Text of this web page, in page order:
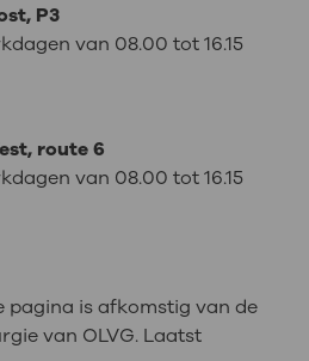
P3
van 08.00 tot 16.15
route 6
van 08.00 tot 16.15
pagina is afkomstig van de
van OLVG. Laatst